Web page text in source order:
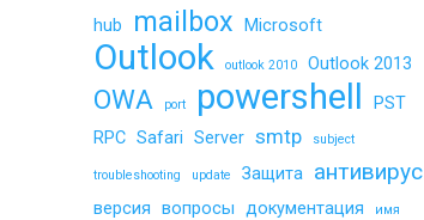
hub mailbox Microsoft
Outlook outlook 2010 Outlook 2013
OWA port powershell
PST
RPC Safari Server smtp subject
troubleshooting update Защита антивирус
версия вопросы документация имя